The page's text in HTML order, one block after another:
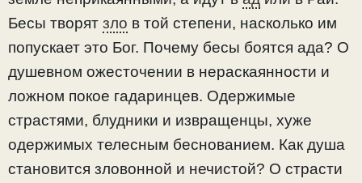
Бесы творят зло в той степени, насколько им
попускает это Бог. Почему бесы боятся ада? О
душевном ожесточении в нераскаянности и
ложном покое гадаринцев. Одержимые
страстями, блудники и извращенцы, хуже
одержимых телесным беснованием. Как душа
становится зловонной и нечистой? О страсти